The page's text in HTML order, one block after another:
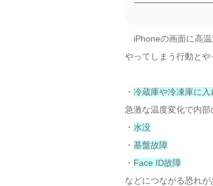
iPhoneの画面に高温
やってしまう行動とや
・ 冷蔵庫や冷凍庫に入
急激な温度変化で内
・ 水没
・ 基盤故障
・ Face ID故障
などにつながる恐れが